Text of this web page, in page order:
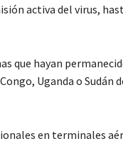
activa del virus,
que hayan
Uganda o Sudán
en terminales